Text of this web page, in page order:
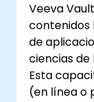
Veeva
contenidos
de
ciencias de
Esta
(en línea o